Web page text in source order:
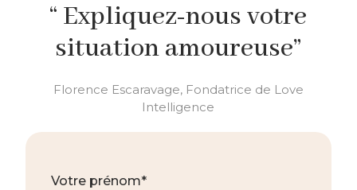
“ Expliquez-nous votre
situation amoureuse”
Florence Escaravage, Fondatrice de Love
Intelligence
Votre prénom*